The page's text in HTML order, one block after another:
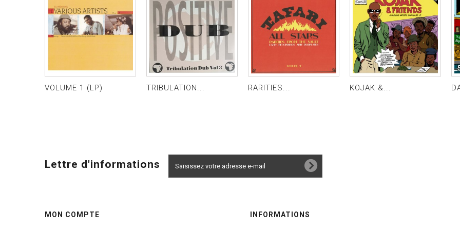
VOLUME 1 (LP) TRIBULATION... RARITIES... KOJAK &...
Lettre d'informations
MON COMPTE INFORMATIONS